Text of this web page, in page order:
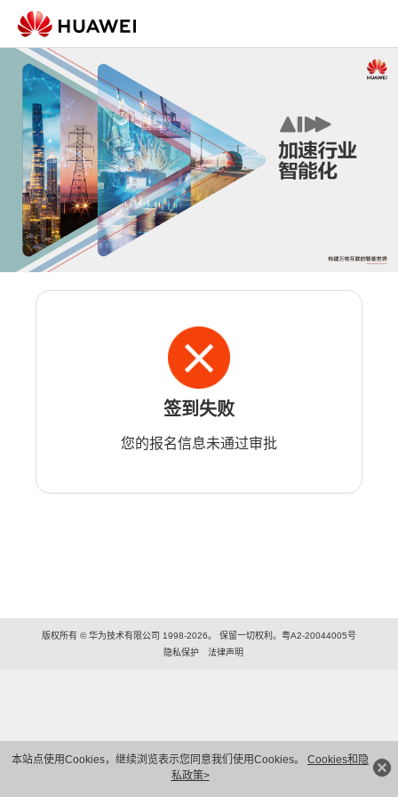
本站点使用Cookies，继续浏览表示您同意我们使用Cookies。 Cookies和隐
私政策>
签到失败
您的报名信息未通过审批
版权所有 © 华为技术有限公司 1998-2026。 保留一切权利。粤A2-20044005号
隐私保护
法律声明